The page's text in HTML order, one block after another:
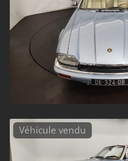
Véhicule vendu